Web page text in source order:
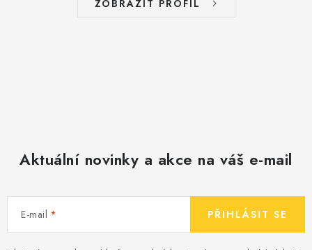
ZOBRAZIT PROFIL
Aktuální novinky a akce na váš e-mail
E-mail PŘIHLÁSIT SE